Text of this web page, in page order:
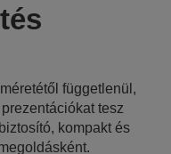
függetlenül,
tesz
kompakt és